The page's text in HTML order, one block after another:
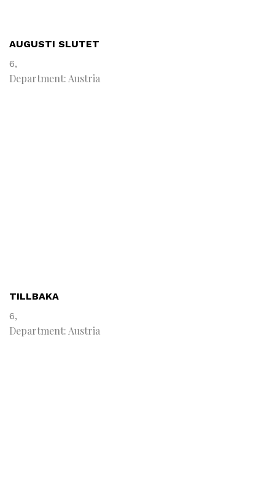
AUGUSTI SLUTET
6,
Department: Austria
TILLBAKA
6,
Department: Austria